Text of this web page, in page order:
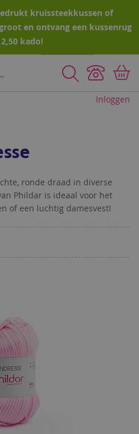
kruissteekkussen of
en ontvang een kussenrug
kado!
Zoeken
Inloggen
ronde draad in diverse
Phildar is ideaal voor het
of een luchtig damesvest!